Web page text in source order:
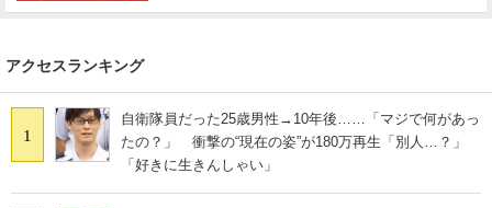
アクセスランキング
1
自衛隊員だった25歳男性→10年後……「マジで何があっ
たの？」 衝撃の“現在の姿”が180万再生「別人…？」
「好きに生きんしゃい」